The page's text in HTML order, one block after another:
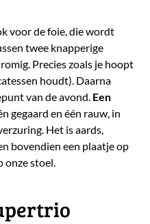
voor de foie, die wordt
twee knapperige
Precies zoals je hoopt
houdt). Daarna
van de avond. Een
gegaard en één rauw, in
Het is aards,
bovendien een plaatje op
onze stoel.